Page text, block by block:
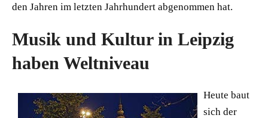
den Jahren im letzten Jahrhundert abgenommen hat.
Musik und Kultur in Leipzig
haben Weltniveau
Heute baut
sich der